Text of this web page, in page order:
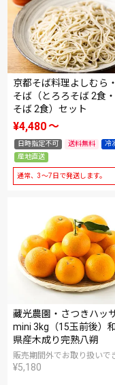
京都そば料理よしむら
そば（とろろそば 2食
そば 2食）セット
¥4,480〜
日時指定不可 送料無料
冷
産地直送
通常、3～7日で発送します。
藏光農園・さつきハッ
mini 3kg（15玉前後）
県産木成り完熟八朔
販売期間外でお取り扱いで
¥5,180